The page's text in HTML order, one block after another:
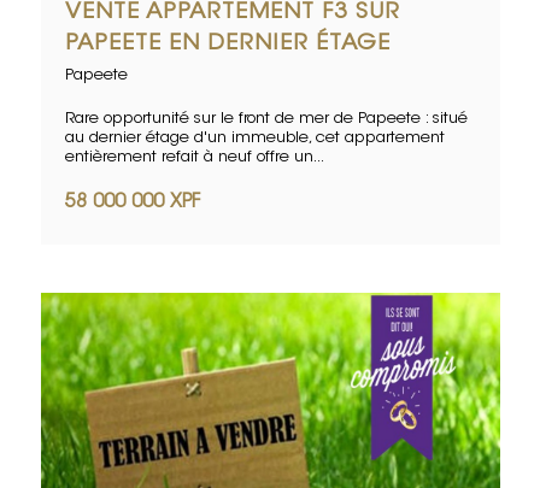
VENTE APPARTEMENT F3 SUR
PAPEETE EN DERNIER ÉTAGE
Papeete
Rare opportunité sur le front de mer de Papeete : situé
au dernier étage d'un immeuble, cet appartement
entièrement refait à neuf offre un...
58 000 000 XPF